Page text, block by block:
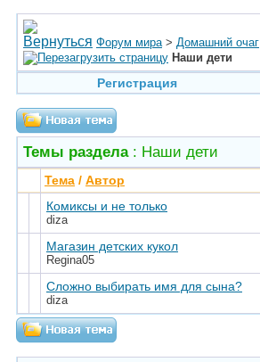
Форум мира > Домашний очаг
Наши дети
Регистрация
Темы раздела: Наши дети
Тема / Автор
Комиксы и не только
diza
Магазин детских кукол
Regina05
Сложно выбирать имя для сына?
diza